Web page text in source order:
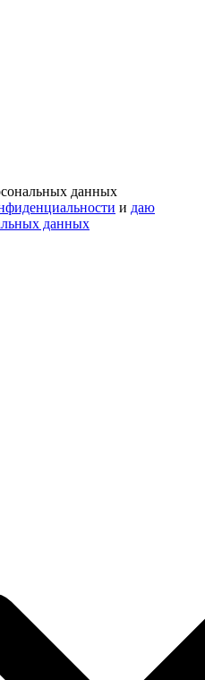
данных
и даю
данных